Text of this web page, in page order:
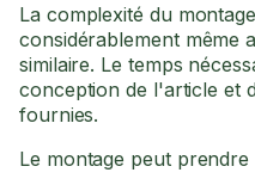
La complexité du
considérablement même
similaire. Le temps
conception de l'article et
fournies.
Le montage peut